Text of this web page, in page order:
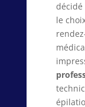
décidé
le